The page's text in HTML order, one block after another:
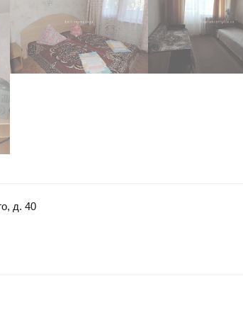
д. 40